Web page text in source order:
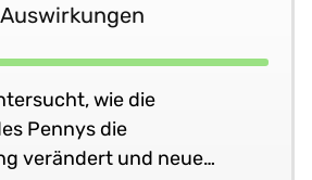
wie die
Pennys die
verändert und neue